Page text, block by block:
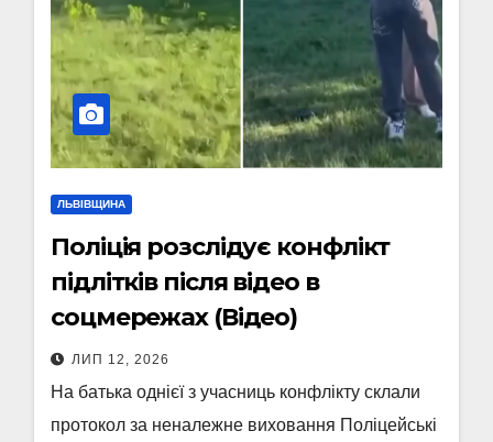
ЛЬВІВЩИНА
Поліція розслідує конфлікт
підлітків після відео в
соцмережах (Відео)
ЛИП 12, 2026
На батька однієї з учасниць конфлікту склали
протокол за неналежне виховання Поліцейські